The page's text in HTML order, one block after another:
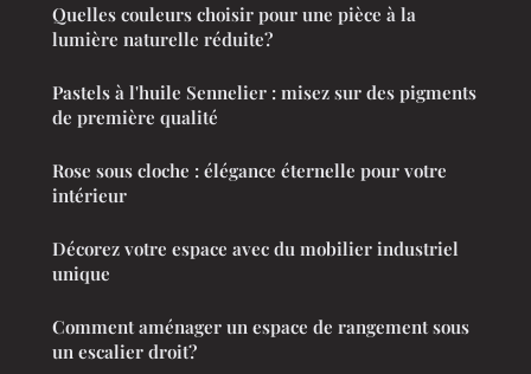
Quelles couleurs choisir pour une pièce à la
lumière naturelle réduite?
Pastels à l'huile Sennelier : misez sur des pigments
de première qualité
Rose sous cloche : élégance éternelle pour votre
intérieur
Décorez votre espace avec du mobilier industriel
unique
Comment aménager un espace de rangement sous
un escalier droit?